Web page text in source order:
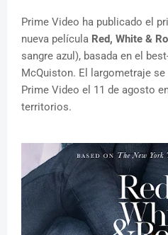
Prime Video ha publicado el
nueva película Red, White &
sangre azul), basada en el
McQuiston. El largometraje
Prime Video el 11 de agosto
territorios.